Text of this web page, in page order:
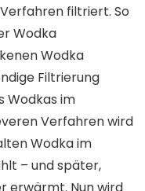
filtriert. So
Wodka
Wodka
Filtrierung
Wodkas im
Verfahren wird
Wodka im
– und später,